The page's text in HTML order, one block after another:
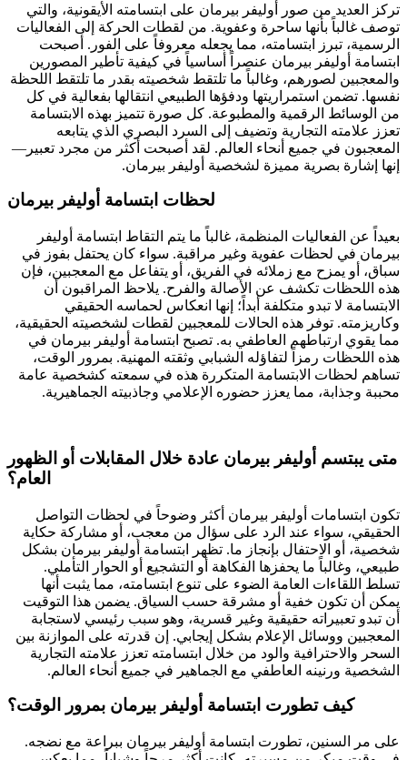
تركز العديد من صور أوليفر بيرمان على ابتسامته الأيقونية، والتي
توصف غالباً بأنها ساحرة وعفوية. من لقطات الحركة إلى الفعاليات
الرسمية، تبرز ابتسامته، مما يجعله معروفاً على الفور. أصبحت
ابتسامة أوليفر بيرمان عنصراً أساسياً في كيفية تأطير المصورين
والمعجبين لصورهم، وغالباً ما تلتقط شخصيته بقدر ما تلتقط اللحظة
نفسها. تضمن استمراريتها ودفؤها الطبيعي انتقالها بفعالية في كل
من الوسائط الرقمية والمطبوعة. كل صورة تتميز بهذه الابتسامة
تعزز علامته التجارية وتضيف إلى السرد البصري الذي يتابعه
المعجبون في جميع أنحاء العالم. لقد أصبحت أكثر من مجرد تعبير—
إنها إشارة بصرية مميزة لشخصية أوليفر بيرمان.
لحظات ابتسامة أوليفر بيرمان
بعيداً عن الفعاليات المنظمة، غالباً ما يتم التقاط ابتسامة أوليفر
بيرمان في لحظات عفوية وغير مراقبة. سواء كان يحتفل بفوز في
سباق، أو يمزح مع زملائه في الفريق، أو يتفاعل مع المعجبين، فإن
هذه اللحظات تكشف عن الأصالة والفرح. يلاحظ المراقبون أن
الابتسامة لا تبدو متكلفة أبداً؛ إنها انعكاس لحماسه الحقيقي
وكاريزمته. توفر هذه الحالات للمعجبين لقطات لشخصيته الحقيقية،
مما يقوي ارتباطهم العاطفي به. تصبح ابتسامة أوليفر بيرمان في
هذه اللحظات رمزاً لتفاؤله الشبابي وثقته المهنية. بمرور الوقت،
تساهم لحظات الابتسامة المتكررة هذه في سمعته كشخصية عامة
محببة وجذابة، مما يعزز حضوره الإعلامي وجاذبيته الجماهيرية.
متى يبتسم أوليفر بيرمان عادة خلال المقابلات أو الظهور
العام؟
تكون ابتسامات أوليفر بيرمان أكثر وضوحاً في لحظات التواصل
الحقيقي، سواء عند الرد على سؤال من معجب، أو مشاركة حكاية
شخصية، أو الاحتفال بإنجاز ما. تظهر ابتسامة أوليفر بيرمان بشكل
طبيعي، وغالباً ما يحفزها الفكاهة أو التشجيع أو الحوار التأملي.
تسلط اللقاءات العامة الضوء على تنوع ابتسامته، مما يثبت أنها
يمكن أن تكون خفية أو مشرقة حسب السياق. يضمن هذا التوقيت
أن تبدو تعبيراته حقيقية وغير قسرية، وهو سبب رئيسي لاستجابة
المعجبين ووسائل الإعلام بشكل إيجابي. إن قدرته على الموازنة بين
السحر والاحترافية والود من خلال ابتسامته تعزز علامته التجارية
الشخصية ورنينه العاطفي مع الجماهير في جميع أنحاء العالم.
كيف تطورت ابتسامة أوليفر بيرمان بمرور الوقت؟
على مر السنين، تطورت ابتسامة أوليفر بيرمان ببراعة مع نضجه.